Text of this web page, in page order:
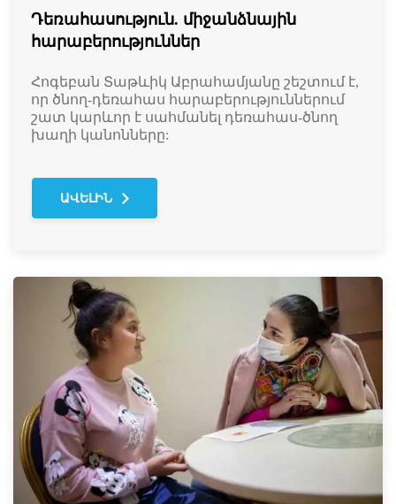
Դեռահասություն. միջանձնային
հարաբերություններ
Հոգեբան Տաթևիկ Աբրահամյանը շեշտում է,
որ ծնող-դեռահաս հարաբերություններում
շատ կարևոր է սահմանել դեռահաս-ծնող
խաղի կանոնները:
ԱՎԵԼԻՆ